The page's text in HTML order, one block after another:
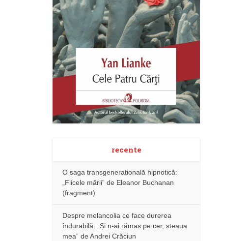
recente
O saga transgenerațională hipnotică:
„Fiicele mării” de Eleanor Buchanan
(fragment)
Despre melancolia ce face durerea
îndurabilă: „Și n-ai rămas pe cer, steaua
mea” de Andrei Crăciun